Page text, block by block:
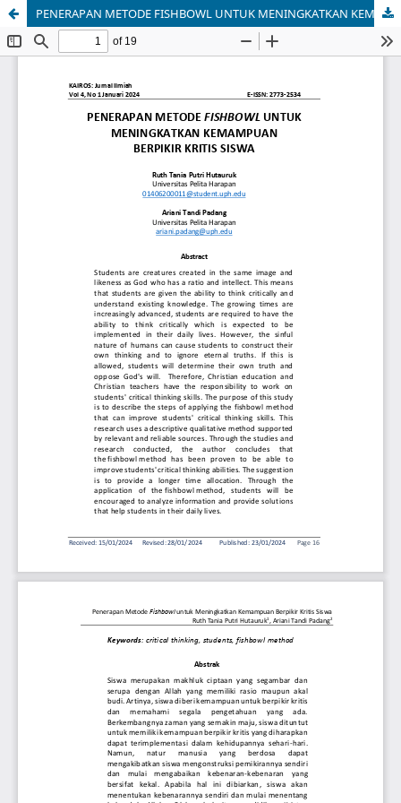
PENERAPAN METODE FISHBOWL UNTUK MENINGKATKAN KEMAMPUAN BERPIKIR KRITIS SISWA [THE APPLICATION OF FISHBOWL METHOD TO IMPROVE STUDENTS' CRITICAL THINKING ABILITY]